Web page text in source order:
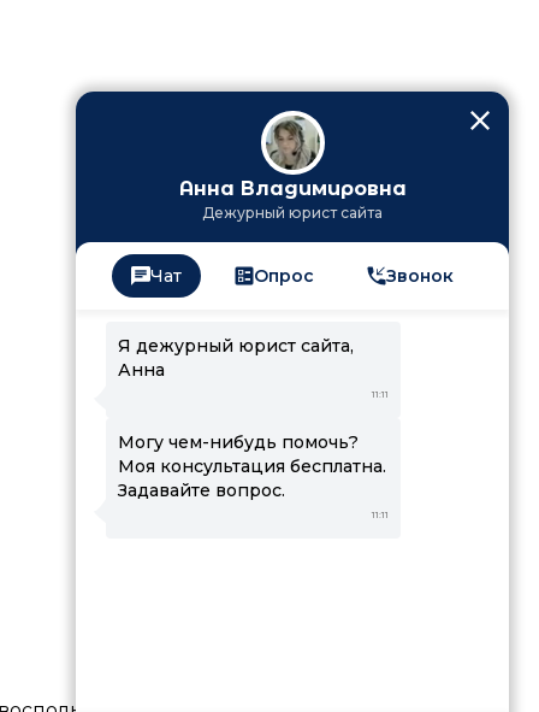
Анна Владимировна
Дежурный юрист сайта
Чат Опрос Звонок
Я дежурный юрист сайта,
Анна
11:11
Могу чем-нибудь помочь?
Моя консультация бесплатна.
Задавайте вопрос.
11:11